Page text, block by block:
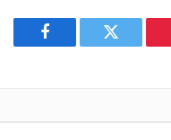
Facebook Twitter